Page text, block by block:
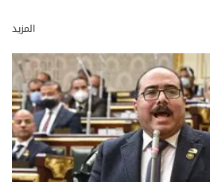
المزيد